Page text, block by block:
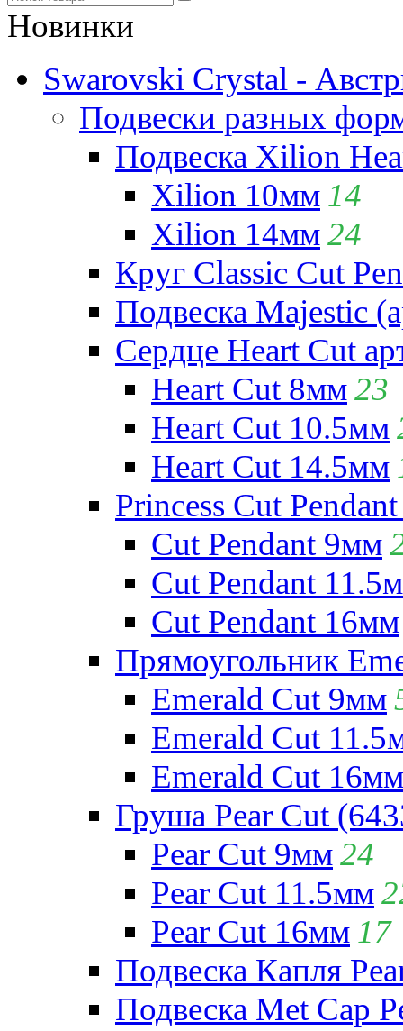
Новинки
Swarovski Crystal -
Подвески разных
Подвеска Xilion
Xilion 10мм 14
Xilion 14мм24
Круг Classic Cut
Подвеска Majestic
Сердце Heart Cut
Heart Cut 8мм23
Heart Cut 10.5мм
Heart Cut 14.5мм
Princess Cut
Cut Pendant 9мм
Cut Pendant
Cut Pendant 16мм
Прямоугольник
Emerald Cut 9мм
Emerald Cut
Emerald Cut 16мм
Груша Pear Cut
Pear Cut 9мм24
Pear Cut 11.5мм
Pear Cut 16мм 17
Подвеска Капля
Подвеска Met Cap